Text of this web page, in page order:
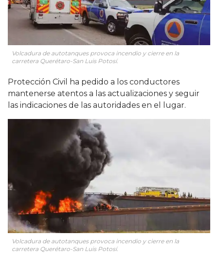
Volcadura de autotanques provoca incendio y cierre en la
carretera Querétaro-San Luis Potosí.
Protección Civil ha pedido a los conductores
mantenerse atentos a las actualizaciones y seguir
las indicaciones de las autoridades en el lugar.
Volcadura de autotanques provoca incendio y cierre en la
carretera Querétaro-San Luis Potosí.